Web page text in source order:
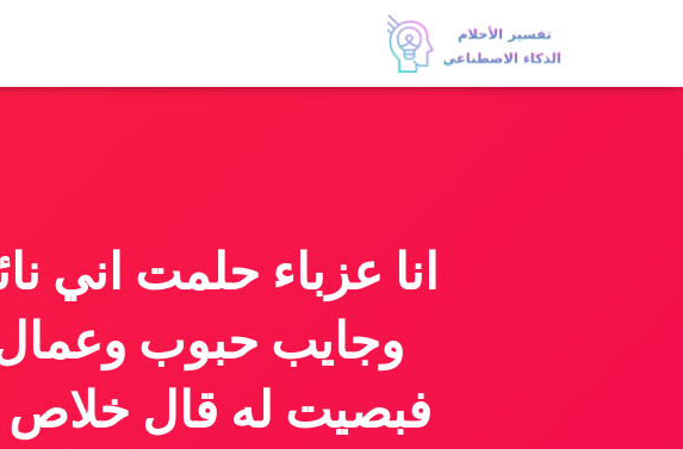
انا عزباء حلمت اني
وجايب حبوب وعمال
فبصيت له قال خلاص